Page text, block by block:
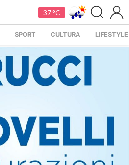
37 °C
SPORT CULTURA LIFESTYLE